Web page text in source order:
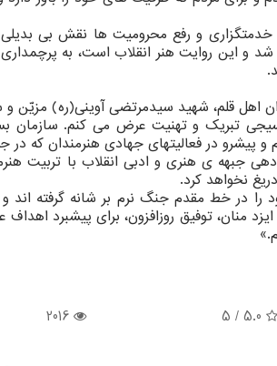
و رفع محرومیت ها نقش بی
این روایت هنر انقلاب است، به
اهل قلم، شهید سیدمرتضی آوینی(ره) مزیّن
بسیجی تبریك و تهنیت عرض می كنم.
پیشرو در فعالیتهای جهادی هنرمندان كه
جبهه ی هنری و ادبی انقلاب با تربیت
نخواهد كرد.
را در خط مقدم جنگ نرم بر شانه گرفته
منان، توفیق روزافزون، برای پیشبرد
5.0
/ 5
2016